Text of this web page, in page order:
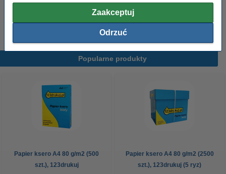
Zaakceptuj
Odrzuć
7,50 zł
Popularne produkty
Papier ksero A4 80 g/m2 (500
szt.), 123drukuj
Papier ksero A4 80 g/m2 (2500
szt.), 123drukuj (5 ryz)